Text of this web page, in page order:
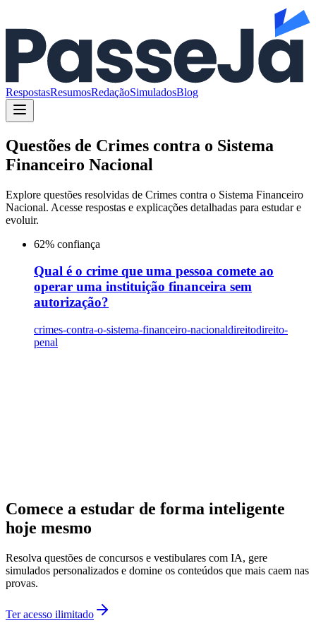
RespostasResumosRedaçãoSimuladosBlog
Questões de Crimes contra o Sistema
Financeiro Nacional
Explore questões resolvidas de Crimes contra o Sistema Financeiro
Nacional. Acesse respostas e explicações detalhadas para estudar e
evoluir.
62% confiança
Qual é o crime que uma pessoa comete ao
operar uma instituição financeira sem
autorização?
crimes-contra-o-sistema-financeiro-nacionaldireitodireito-
penal
Comece a estudar de forma inteligente
hoje mesmo
Resolva questões de concursos e vestibulares com IA, gere
simulados personalizados e domine os conteúdos que mais caem nas
provas.
Ter acesso ilimitado